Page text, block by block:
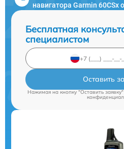
навигатора Garmin 60CSx
Бесплатная
специалистом
Оставить
Нажимая на кнопку "Оставить